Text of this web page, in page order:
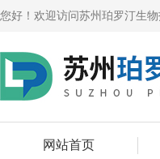
您好！欢迎访问苏州珀罗汀生物
网站首页